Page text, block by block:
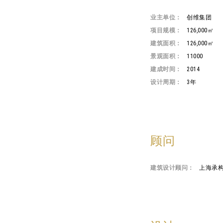
业主单位：
创维集团
项目规模：
126,000㎡
建筑面积：
126,000㎡
景观面积：
11000
建成时间：
2014
设计周期：
3年
顾问
建筑设计顾问： 上海承